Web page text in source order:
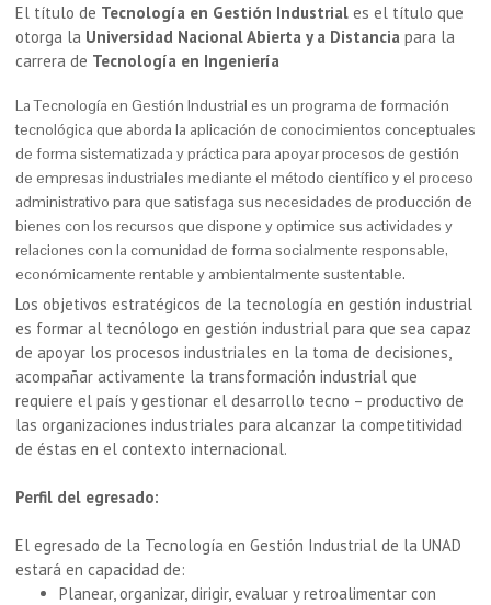
El título de Tecnología en Gestión Industrial es el título que
otorga la Universidad Nacional Abierta y a Distancia para la
carrera de Tecnología en Ingeniería
La Tecnología en Gestión Industrial es un programa de formación
tecnológica que aborda la aplicación de conocimientos conceptuales
de forma sistematizada y práctica para apoyar procesos de gestión
de empresas industriales mediante el método científico y el proceso
administrativo para que satisfaga sus necesidades de producción de
bienes con los recursos que dispone y optimice sus actividades y
relaciones con la comunidad de forma socialmente responsable,
económicamente rentable y ambientalmente sustentable.
Los objetivos estratégicos de la tecnología en gestión industrial
es formar al tecnólogo en gestión industrial para que sea capaz
de apoyar los procesos industriales en la toma de decisiones,
acompañar activamente la transformación industrial que
requiere el país y gestionar el desarrollo tecno – productivo de
las organizaciones industriales para alcanzar la competitividad
de éstas en el contexto internacional.
Perfil del egresado:
El egresado de la Tecnología en Gestión Industrial de la UNAD
estará en capacidad de:
Planear, organizar, dirigir, evaluar y retroalimentar con